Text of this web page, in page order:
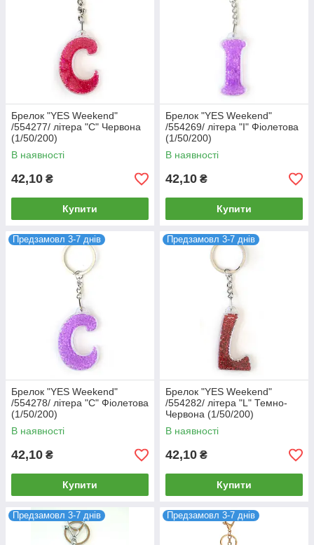
Брелок "YES Weekend"
/554277/ літера "C" Червона
(1/50/200)
В наявності
42,10 ₴
Купити
Брелок "YES Weekend"
/554269/ літера "I" Фіолетова
(1/50/200)
В наявності
42,10 ₴
Купити
Предзамовл 3-7 днів
Брелок "YES Weekend"
/554278/ літера "C" Фіолетова
(1/50/200)
В наявності
42,10 ₴
Купити
Предзамовл 3-7 днів
Брелок "YES Weekend"
/554282/ літера "L" Темно-
Червона (1/50/200)
В наявності
42,10 ₴
Купити
Предзамовл 3-7 днів Предзамовл 3-7 днів